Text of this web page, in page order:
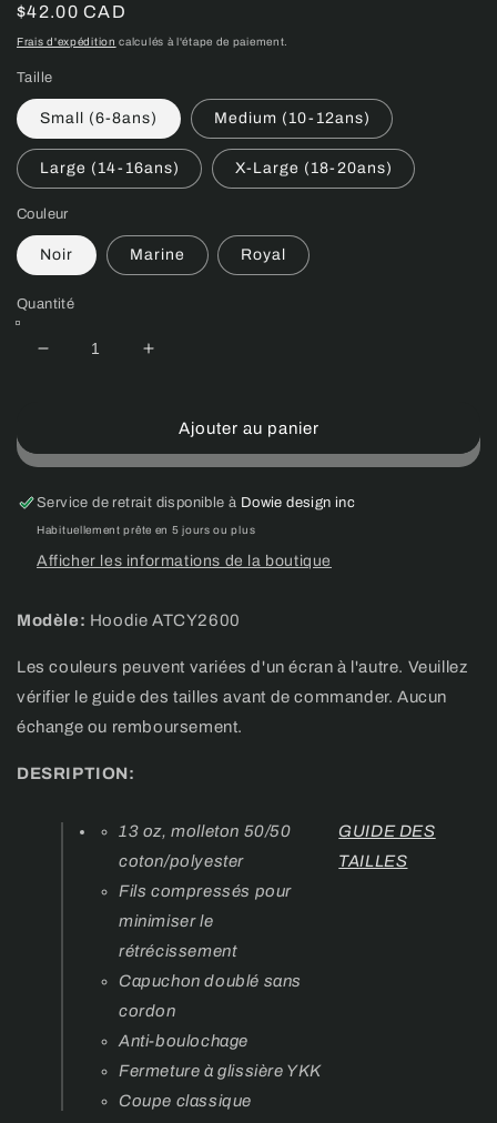
Prix
habituel
$42.00 CAD
Frais d'expédition calculés à l'étape de paiement.
Taille
Small (6-8ans) Medium (10-12ans)
Large (14-16ans) X-Large (18-20ans)
Couleur
Noir Marine Royal
Quantité
Réduire
Veste
à
zip
Balbuzards
Enfant
Augmenter
Veste
à
zip
Balbuzards
Enfant
Ajouter au panier
Service de retrait disponible à Dowie design inc
Habituellement prête en 5 jours ou plus
Afficher les informations de la boutique
Modèle: Hoodie ATCY2600
Les couleurs peuvent variées d'un écran à l'autre. Veuillez
vérifier le guide des tailles avant de commander. Aucun
échange ou remboursement.
DESRIPTION:
13 oz, molleton 50/50
coton/polyester
Fils compressés pour
minimiser le
rétrécissement
Capuchon doublé sans
cordon
Anti-boulochage
Fermeture à glissière YKK
Coupe classique
GUIDE DES
TAILLES